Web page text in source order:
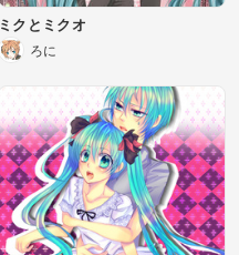
ミクとミクオ
ろに